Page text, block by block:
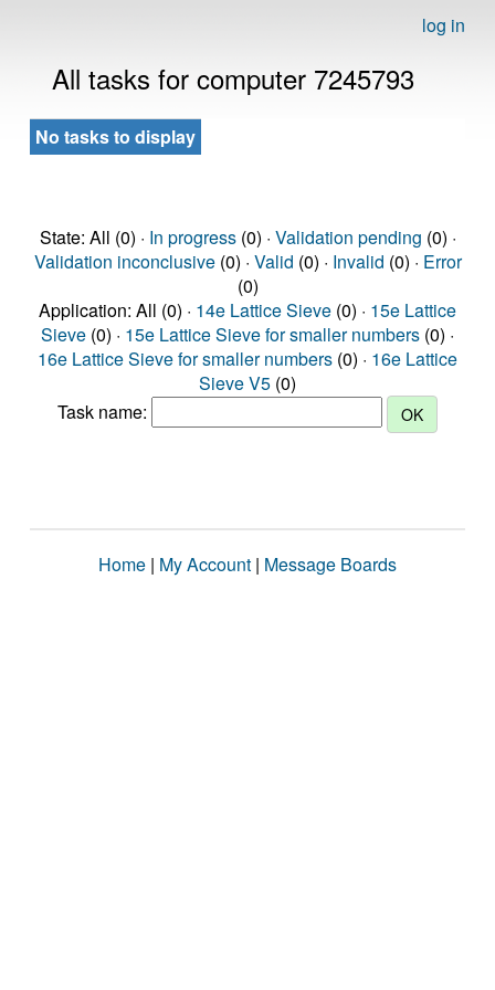
log in
All tasks for computer 7245793
No tasks to display
State: All (0) · In progress(0) · Validation pending (0) ·
Validation inconclusive(0) · Valid (0) · Invalid (0) · Error
(0)
Application: All (0) · 14e Lattice Sieve (0) · 15e Lattice
Sieve (0) · 15e Lattice Sieve for smaller numbers (0) ·
16e Lattice Sieve for smaller numbers (0) · 16e Lattice
Sieve V5 (0)
Task name:
Home | My Account | Message Boards